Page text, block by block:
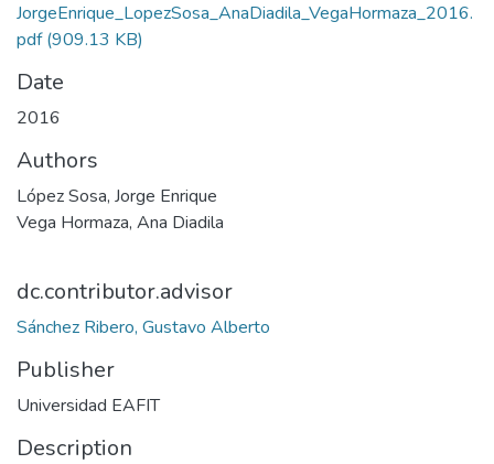
JorgeEnrique_LopezSosa_AnaDiadila_VegaHormaza_2016.
pdf(909.13 KB)
Date
2016
Authors
López Sosa, Jorge Enrique
Vega Hormaza, Ana Diadila
dc.contributor.advisor
Sánchez Ribero, Gustavo Alberto
Publisher
Universidad EAFIT
Description